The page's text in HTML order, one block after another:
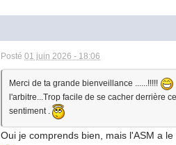
Posté01 juin 2026 - 18:06
Merci de ta grande bienveillance ......!!!!!
l'arbitre...Trop facile de se cacher derrière
sentiment .
Oui je comprends bien, mais l'ASM a